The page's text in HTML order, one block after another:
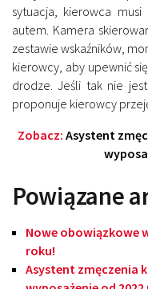
sytuacja, kierowca
autem. Kamera
zestawie wskaźników,
kierowcy, aby upewnić
drodze. Jeśli tak nie
proponuje kierowcy
Zobacz: Asystent
Powiązane
Nowe obowiązkowe
roku!
Asystent zmęczenia